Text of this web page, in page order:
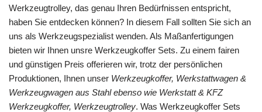
Werkzeugtrolley, das genau Ihren Bedürfnissen entspricht,
haben Sie entdecken können? In diesem Fall sollten Sie sich an
uns als Werkzeugspezialist wenden. Als Maßanfertigungen
bieten wir Ihnen unsre Werkzeugkoffer Sets. Zu einem fairen
und günstigen Preis offerieren wir, trotz der persönlichen
Produktionen, Ihnen unser Werkzeugkoffer, Werkstattwagen &
Werkzeugwagen aus Stahl ebenso wie Werkstatt & KFZ
Werkzeugkoffer, Werkzeugtrolley. Was Werkzeugkoffer Sets